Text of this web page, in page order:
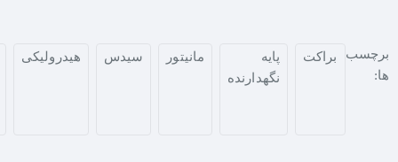
برچسب
ها:
براکت
پایه
نگهدارنده
مانیتور سیدس هیدرولیکی